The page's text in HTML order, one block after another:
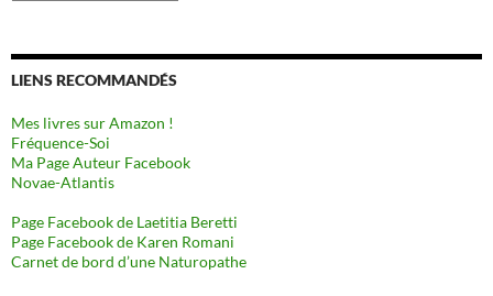
LIENS RECOMMANDÉS
Mes livres sur Amazon !
Fréquence-Soi
Ma Page Auteur Facebook
Novae-Atlantis
Page Facebook de Laetitia Beretti
Page Facebook de Karen Romani
Carnet de bord d’une Naturopathe